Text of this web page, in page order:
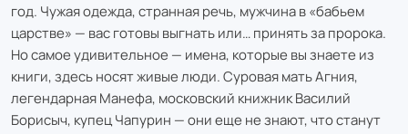
год. Чужая одежда, странная речь, мужчина в «бабьем
царстве» — вас готовы выгнать или… принять за пророка.
Но самое удивительное — имена, которые вы знаете из
книги, здесь носят живые люди. Суровая мать Агния,
легендарная Манефа, московский книжник Василий
Борисыч, купец Чапурин — они еще не знают, что станут